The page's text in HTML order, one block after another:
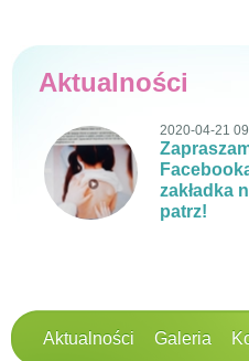
Aktualności
2020-04-21
zakładka
patrz!
Aktualności Galeria